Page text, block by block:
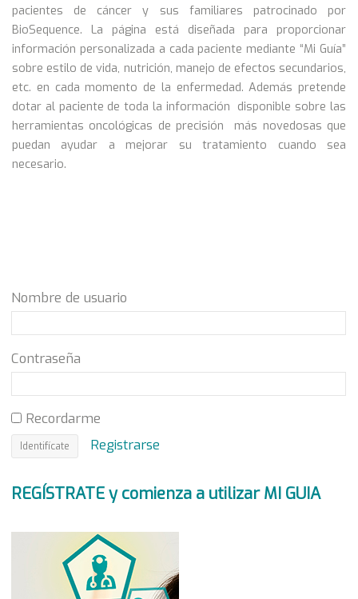
pacientes de cáncer y sus familiares patrocinado por
BioSequence. La página está diseñada para proporcionar
información personalizada a cada paciente mediante “Mi Guía”
sobre estilo de vida, nutrición, manejo de efectos secundarios,
etc. en cada momento de la enfermedad. Además pretende
dotar al paciente de toda la información disponible sobre las
herramientas oncológicas de precisión más novedosas que
puedan ayudar a mejorar su tratamiento cuando sea
necesario.
Nombre de usuario
Contraseña
Recordarme
Registrarse
REGÍSTRATE y comienza a utilizar MI GUIA